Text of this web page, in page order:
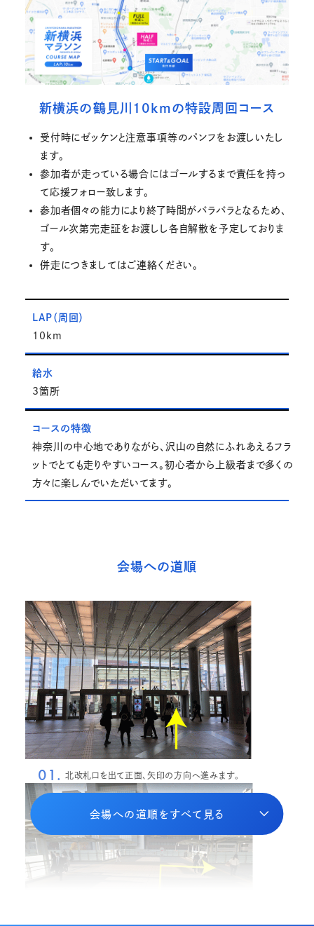
新横浜の鶴見川10kmの特設周回コース
受付時にゼッケンと注意事項等のパンフをお渡しいたし
ます。
参加者が走っている場合にはゴールするまで責任を持っ
て応援フォロー致します。
参加者個々の能力により終了時間がバラバラとなるため、
ゴール次第完走証をお渡しし各自解散を予定しておりま
す。
併走につきましてはご連絡ください。
LAP（周回）
10km
給水
3箇所
コースの特徴
神奈川の中心地でありながら、沢山の自然にふれあえるフラ
ットでとても走りやすいコース。初心者から上級者まで多くの
方々に楽しんでいただいてます。
会場への道順
01. 北改札口を出て正面、矢印の方向へ進みます。
会場への道順をすべて見る